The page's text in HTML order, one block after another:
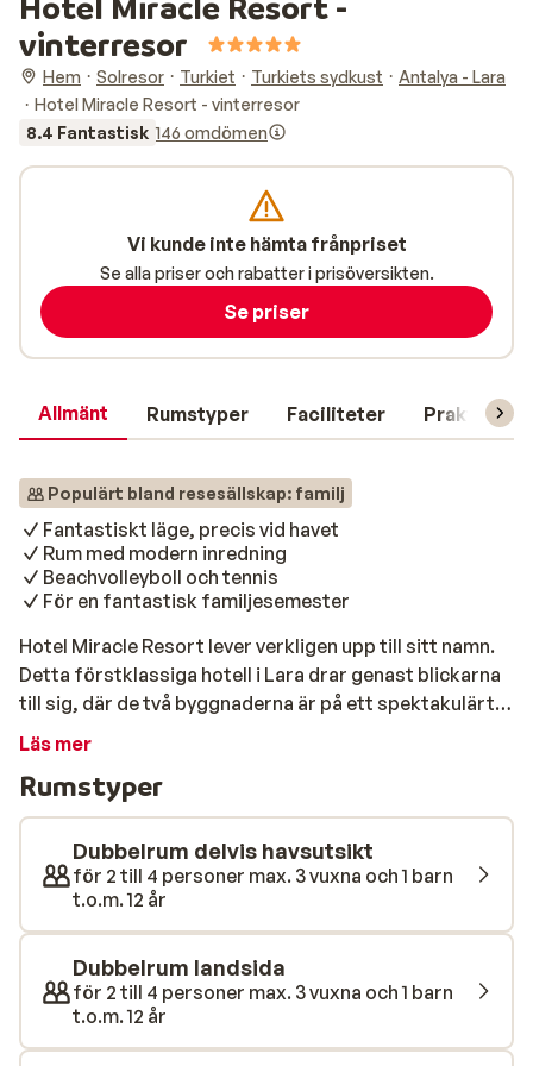
vinterresor
Hem Solresor Turkiet Turkiets sydkust
Antalya - Lara
Hotel Miracle Resort - vinterresor
8.4 Fantastisk 146 omdömen
Allmänt Rumstyper Faciliteter Praktisk
Populärt bland resesällskap: familj
Fantastiskt läge, precis vid havet
Rum med modern inredning
Beachvolleyboll och tennis
För en fantastisk familjesemester
Hotel Miracle Resort lever verkligen upp till sitt namn.
Detta förstklassiga hotell i Lara drar genast blickarna
till sig, där de två byggnaderna är på ett spektakulärt
sätt sammankopplade med en "luftbro" i glas på
över trädgården och Laras långsträckta sandstrand.
Detta populära hotell har många återvändande gäster
och det är inte så konstigt när man ser vad hotellet har
att erbjuda. Njut av solen eller slappna av i
wellnessavdelningen. Hotellet erbjuder flera stora
pooler där du kan ta ett svalkande dopp och koppla av i
en trivsam miljö. Poolområdet är omgärdat av en
vacker trädgård med grönskande buskar och vajande
palmer, vilket skapar en idyllisk semestermiljö. För den
som söker lite extra skoj finns dessutom fem
Läs mer
Rumstyper
Dubbelrum delvis havsutsikt
för 2 till 4 personer max. 3 vuxna och 1 barn
t.o.m. 12 år
Dubbelrum landsida
för 2 till 4 personer max. 3 vuxna och 1 barn
t.o.m. 12 år
Vi kunde inte hämta frånpriset
Se alla priser och rabatter i prisöversikten.
Se priser